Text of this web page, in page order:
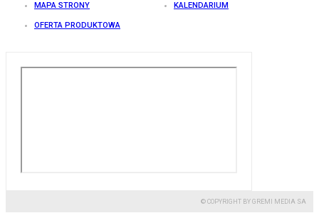
MAPA STRONY KALENDARIUM
OFERTA PRODUKTOWA
© COPYRIGHT BY GREMI MEDIA SA